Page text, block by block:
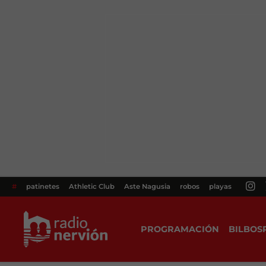
# patinetes Athletic Club Aste Nagusia robos playas
PROGRAMACIÓN